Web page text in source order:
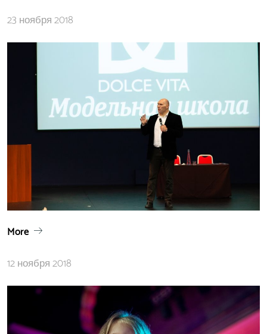
23 ноября 2018
More
12 ноября 2018